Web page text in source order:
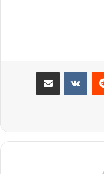
‫رددیت ‫VKontakteاشتراک گذاری از طریق ایمیل